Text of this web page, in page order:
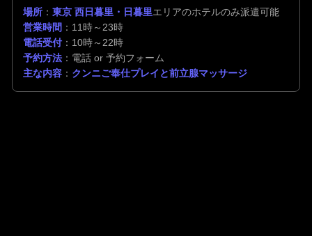
場所 ： 東京 西日暮里・日暮里エリアのホテルのみ派遣可能
営業時間 ：11時～23時
電話受付：10時～22時
予約方法 ：電話 or 予約フォーム
主な内容 ： クンニご奉仕プレイと前立腺マッサージ